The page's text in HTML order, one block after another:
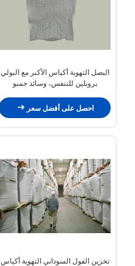
البصل التهوية أكياس الأكبر مع البولي
بروبلين للتنفس، وسائد جمبو
احصل على أفضل سعر
تخزين الفول السوداني التهوية أكياس